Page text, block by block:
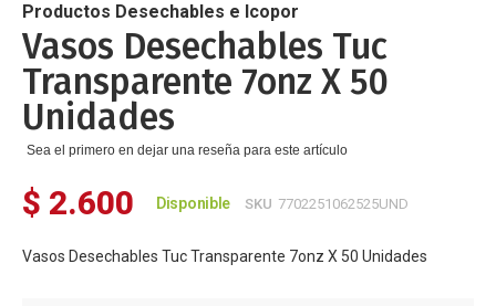
de
la
galería
de
imágenes
Productos Desechables e Icopor
Vasos Desechables Tuc
Transparente 7onz X 50
Unidades
Sea el primero en dejar una reseña para este artículo
$ 2.600 Disponible SKU 7702251062525UND
Vasos Desechables Tuc Transparente 7onz X 50 Unidades